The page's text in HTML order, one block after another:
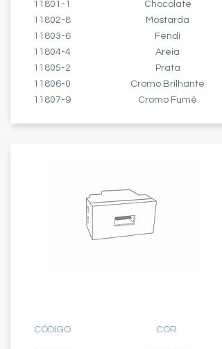
11801-1
11802-8
11803-6
11804-4
11805-2
11806-0
11807-9
Chocolate
Mostarda
Fendi
Areia
Prata
Cromo Brilhante
Cromo Fumê
CÓDIGO COR